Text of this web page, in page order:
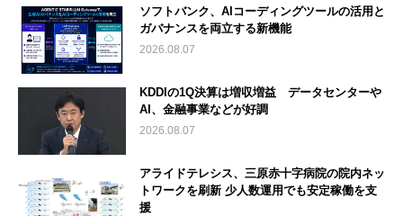
ソフトバンク、AIコーディングツールの活用と
ガバナンスを両立する新機能
2026.08.07
KDDIの1Q決算は増収増益 データセンターや
AI、金融事業などが好調
2026.08.07
アライドテレシス、三原赤十字病院の院内ネッ
トワークを刷新 少人数運用でも安定稼働を支
援